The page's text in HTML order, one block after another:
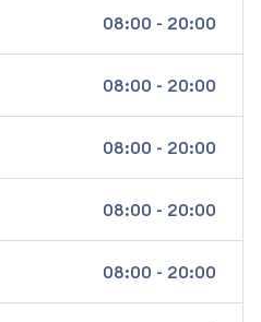
08:00 - 20:00
08:00 - 20:00
08:00 - 20:00
08:00 - 20:00
08:00 - 20:00